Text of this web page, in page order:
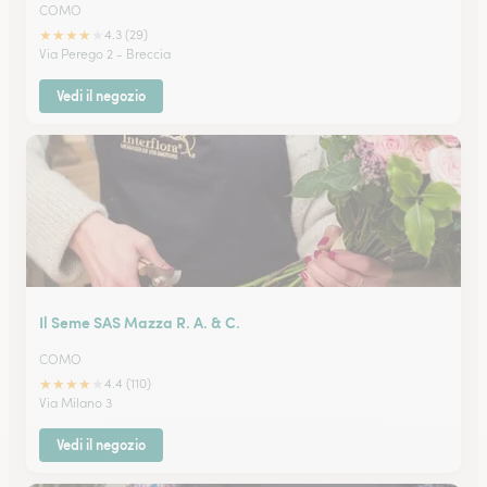
COMO
★★★★
4.3 (29)
Via Perego 2 - Breccia
Vedi il negozio
Il Seme SAS Mazza R. A. & C.
COMO
★★★★
4.4 (110)
Via Milano 3
Vedi il negozio